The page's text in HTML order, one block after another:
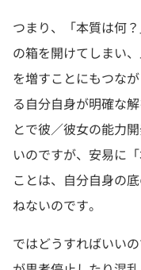
つまり、「本質は何
の箱を開けてしまい
を増すことにもつな
る自分自身が明確な
とで彼／彼女の能力
いのですが、安易に
ことは、自分自身の
ねないのです。
ではどうすればいい